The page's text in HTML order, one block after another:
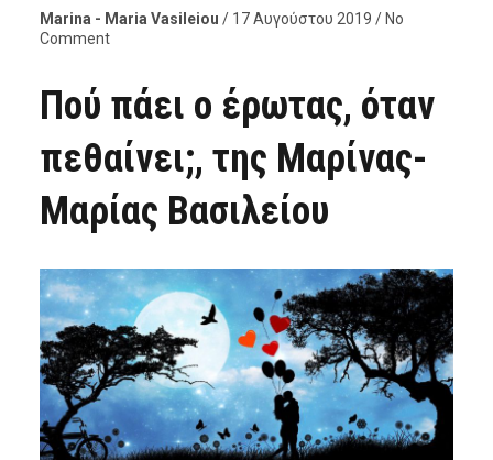
Marina - Maria Vasileiou / 17 Αυγούστου 2019 / No
Comment
Πού πάει ο έρωτας, όταν
πεθαίνει;, της Μαρίνας-
Μαρίας Βασιλείου